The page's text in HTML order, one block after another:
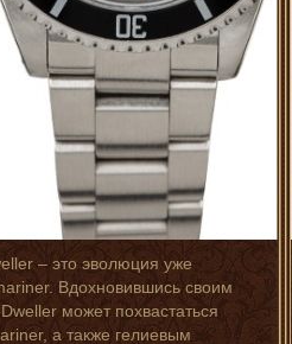
– это эволюция уже
Вдохновившись своим
может похвастаться
а также гелиевым